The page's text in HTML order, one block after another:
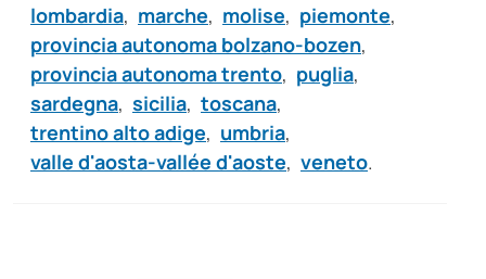
lombardia, marche, molise, piemonte,
provincia autonoma bolzano-bozen,
provincia autonoma trento, puglia,
sardegna, sicilia, toscana,
trentino alto adige, umbria,
valle d'aosta-vallée d'aoste, veneto.